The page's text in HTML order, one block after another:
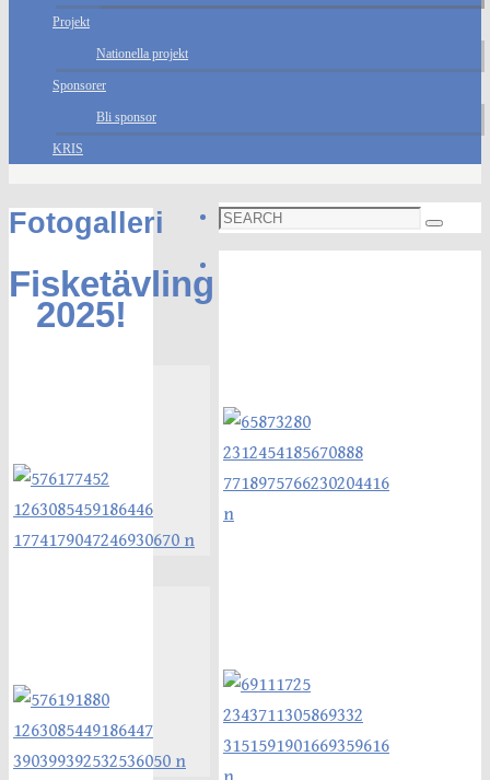
Projekt
Nationella projekt
Sponsorer
Bli sponsor
KRIS
Fotogalleri
Fisketävling
2025!
Search
for:
Search